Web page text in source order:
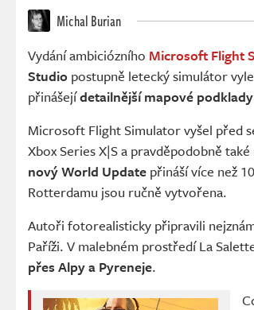
Michal Burian
Vydání ambiciózního Microsoft Flight
Studio postupně letecký simulátor
přinášejídetailnější mapové
Microsoft Flight Simulator vyšel před
Xbox Series X|S a pravděpodobně
nový World Update přináší více než
Rotterdamu jsou ručně vytvořena.
Autoři fotorealisticky připravili
Paříži. V malebném prostředí La
přes Alpy a Pyreneje.